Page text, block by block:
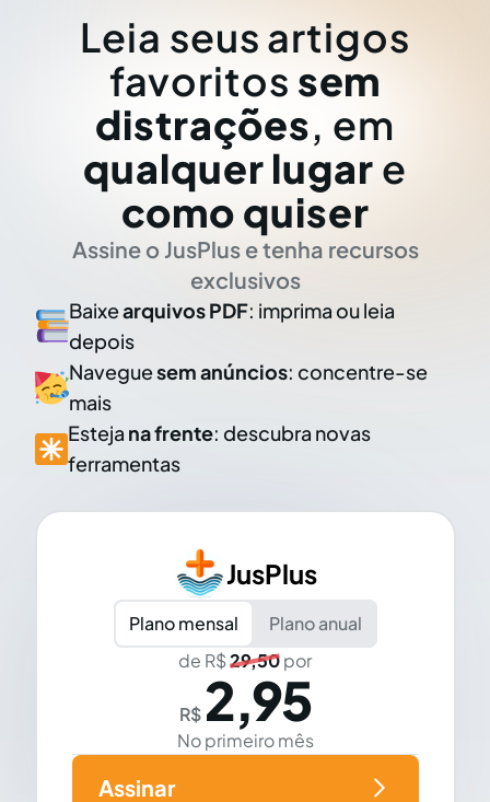
Leia seus artigos
favoritos sem
distrações, em
qualquer lugar e
como quiser
Assine o JusPlus e tenha recursos
exclusivos
Baixearquivos PDF: imprima ou leia
depois
Naveguesem anúncios: concentre-se
mais
Esteja na frente: descubra novas
ferramentas
JusPlus
Plano mensal
Plano anual
de R$29,50por
R$ 2,95
No primeiro mês
Assinar